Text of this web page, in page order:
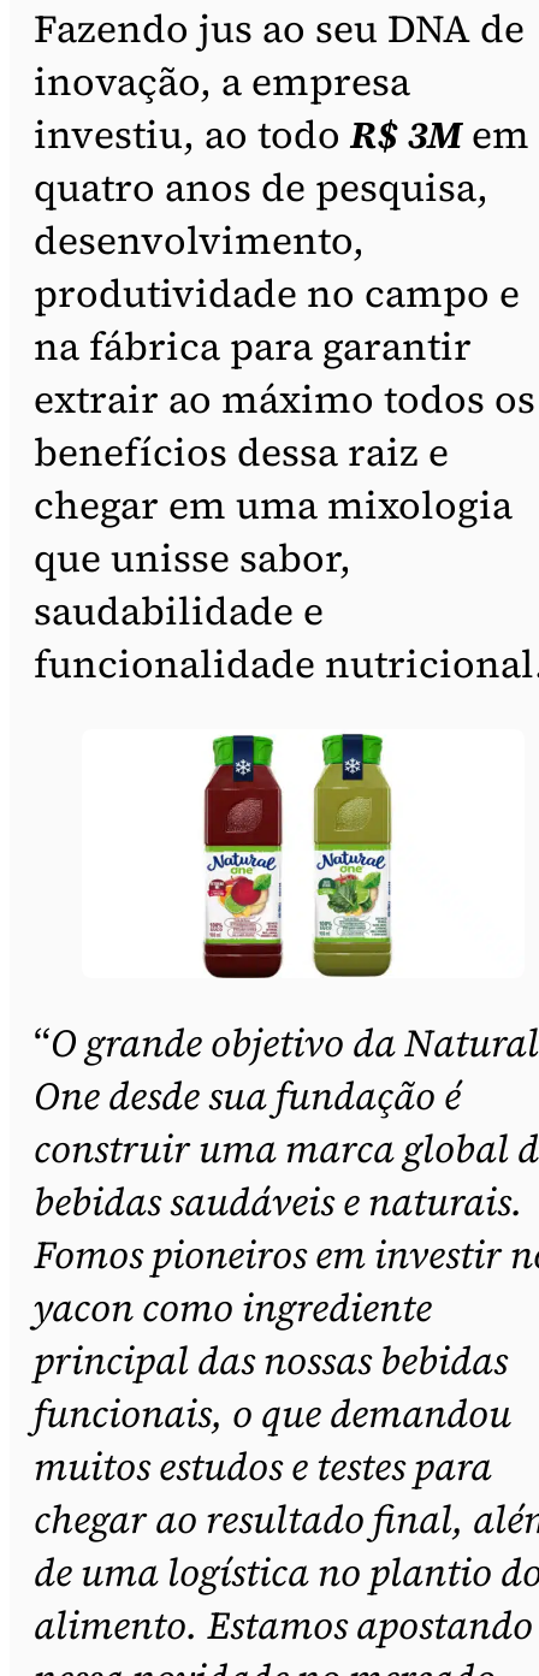
Fazendo jus ao seu DNA de
inovação, a empresa
investiu, ao todoR$ 3Mem
quatro anos de pesquisa,
desenvolvimento,
produtividade no campo e
na fábrica para garantir
extrair ao máximo todos os
benefícios dessa raiz e
chegar em uma mixologia
que unisse sabor,
saudabilidade e
funcionalidade
“O grande objetivo da Natural
One desde sua fundação é
construir uma marca global
bebidas saudáveis e naturais.
Fomos pioneiros em investir
yacon como ingrediente
principal das nossas bebidas
funcionais, o que demandou
muitos estudos e testes para
chegar ao resultado final,
de uma logística no plantio
alimento. Estamos apostando